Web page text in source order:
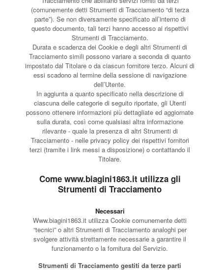
(comunemente detti Strumenti di Tracciamento “di terza
parte”). Se non diversamente specificato all’interno di
questo documento, tali terzi hanno accesso ai rispettivi
Strumenti di Tracciamento.
Durata e scadenza dei Cookie e degli altri Strumenti di
Tracciamento simili possono variare a seconda di quanto
impostato dal Titolare o da ciascun fornitore terzo. Alcuni di
essi scadono al termine della sessione di navigazione
dell’Utente.
In aggiunta a quanto specificato nella descrizione di
ciascuna delle categorie di seguito riportate, gli Utenti
possono ottenere informazioni più dettagliate ed aggiornate
sulla durata, così come qualsiasi altra informazione
rilevante - quale la presenza di altri Strumenti di
Tracciamento - nelle privacy policy dei rispettivi fornitori
terzi (tramite i link messi a disposizione) o contattando il
Titolare.
Come www.biagini1863.it utilizza gli
Strumenti di Tracciamento
Necessari
Www.biagini1863.it utilizza Cookie comunemente detti
“tecnici” o altri Strumenti di Tracciamento analoghi per
svolgere attività strettamente necessarie a garantire il
funzionamento o la fornitura del Servizio.
Strumenti di Tracciamento gestiti da terze parti